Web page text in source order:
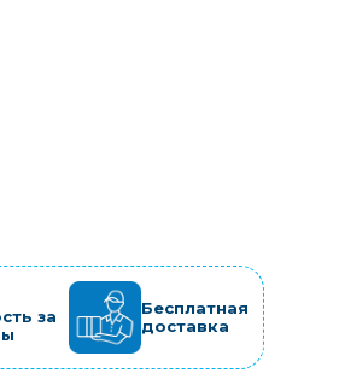
за
Бесплатная
доставка